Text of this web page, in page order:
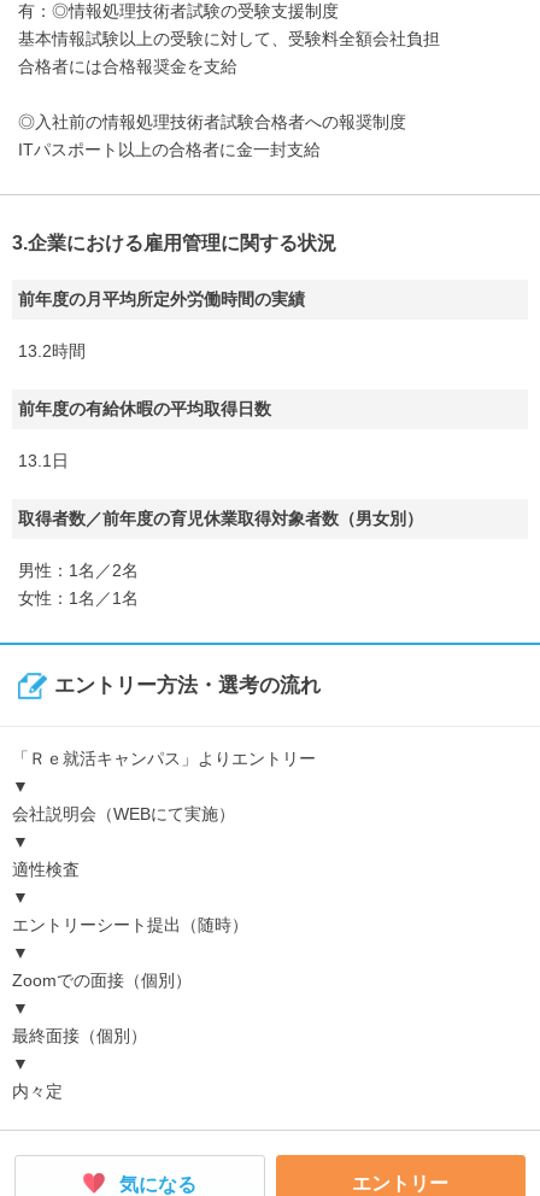
有：◎情報処理技術者試験の受験支援制度
基本情報試験以上の受験に対して、受験料全額会社負担
合格者には合格報奨金を支給
◎入社前の情報処理技術者試験合格者への報奨制度
ITパスポート以上の合格者に金一封支給
3.企業における雇用管理に関する状況
前年度の月平均所定外労働時間の実績
13.2時間
前年度の有給休暇の平均取得日数
13.1日
取得者数／前年度の育児休業取得対象者数（男女別）
男性：1名／2名
女性：1名／1名
エントリー方法・選考の流れ
「Ｒｅ就活キャンパス」よりエントリー
▼
会社説明会（WEBにて実施）
▼
適性検査
▼
エントリーシート提出（随時）
▼
Zoomでの面接（個別）
▼
最終面接（個別）
▼
内々定
気になる エントリー